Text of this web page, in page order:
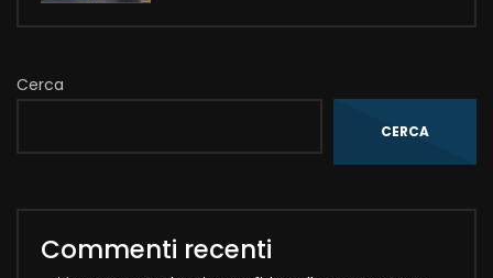
Cerca
CERCA
Commenti recenti